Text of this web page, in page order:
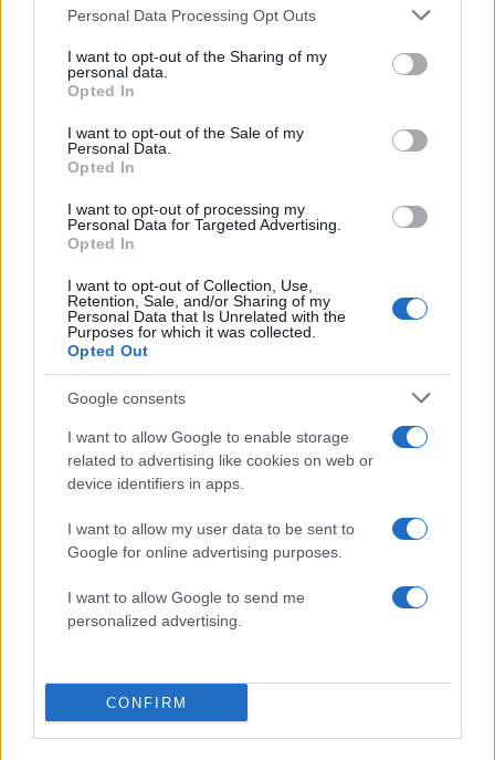
Please note that this website/app uses one or more Google
not limited to your visit or usage behaviour. You may click to
grant or deny consent to Google and its third-party tags to
use your data for below specified purposes in below Google
consent section.
Personal Data Processing Opt Outs
I want to opt-out of the Sharing of my
personal data.
Opted In
I want to opt-out of the Sale of my
Personal Data.
Opted In
I want to opt-out of processing my
Personal Data for Targeted Advertising.
Opted In
I want to opt-out of Collection, Use,
Retention, Sale, and/or Sharing of my
Personal Data that Is Unrelated with the
Purposes for which it was collected.
Opted Out
Google consents
I want to allow Google to enable storage
related to advertising like cookies on web or
device identifiers in apps.
I want to allow my user data to be sent to
Google for online advertising purposes.
I want to allow Google to send me
personalized advertising.
CONFIRM
Messenger χρησιμοποιούμε ισχυρούς και
διαφορετικούς κωδικούς στις εφαρμογές και το
κυριότερο δεν στέλνουμε ποτέ οικονομική
βοήθεια που μας έχει ζητηθεί από ”φίλο” στα
social media αν δεν επιβεβαιώσουμε πρώτα
τηλεφωνικά την ταυτότητα του ατόμου.
ΔΙΑΦΗΜΙΣΗ
Αν τα χάσατε